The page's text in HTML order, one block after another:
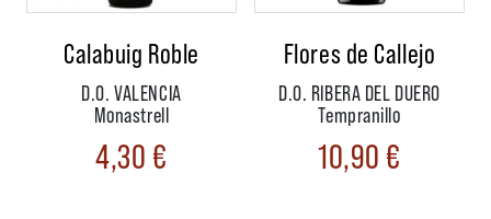
Calabuig Roble
D.O. VALENCIA
Monastrell
4,30€
Flores de Callejo
D.O. RIBERA DEL DUERO
Tempranillo
10,90€